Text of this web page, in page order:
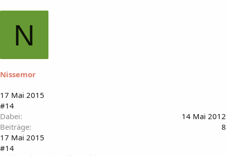
N
Nissemor
17 Mai 2015
#14
Dabei
14 Mai 2012
Beiträge
8
17 Mai 2015
#14